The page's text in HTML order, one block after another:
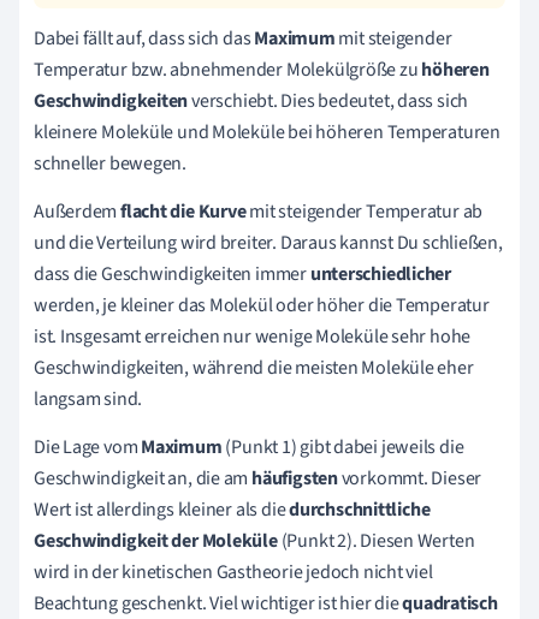
Dabei fällt auf, dass sich dasMaximummit steigender
Temperatur bzw. abnehmender Molekülgröße zuhöheren
Geschwindigkeitenverschiebt. Dies bedeutet, dass sich
kleinere Moleküle und Moleküle bei höheren Temperaturen
schneller bewegen.
Außerdemflacht die Kurvemit steigender Temperatur ab
und die Verteilung wird breiter. Daraus kannst Du schließen,
dass die Geschwindigkeiten immerunterschiedlicher
werden, je kleiner das Molekül oder höher die Temperatur
ist. Insgesamt erreichen nur wenige Moleküle sehr hohe
Geschwindigkeiten, während die meisten Moleküle eher
langsam sind.
Die Lage vomMaximum(Punkt 1) gibt dabei jeweils die
Geschwindigkeit an, die am häufigstenvorkommt. Dieser
Wert ist allerdings kleiner als diedurchschnittliche
Geschwindigkeit der Moleküle(Punkt 2). Diesen Werten
wird in der kinetischen Gastheorie jedoch nicht viel
Beachtung geschenkt. Viel wichtiger ist hier diequadratisch